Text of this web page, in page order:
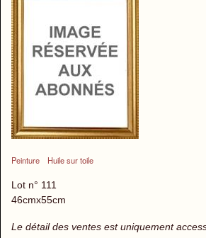
Peinture Huile sur toile
Lot n° 111
46cmx55cm
Le détail des ventes est uniquement